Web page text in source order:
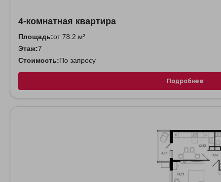
4-комнатная квартира
Площадь:от 78.2 м²
Этаж:7
Стоимость:По запросу
Подробнее